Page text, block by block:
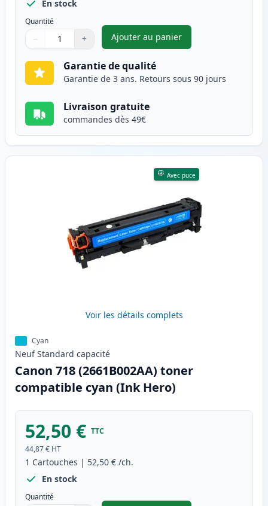
En stock
Quantité
Quantité
Utilisez les boutons pour ajuster
− +
Quantité
Ajouter au panier
,Canon 718 (2662B002AA)
Garantie de qualité
Garantie de 3 ans. Retours sous 90 jours
Livraison gratuite
commandes dès 49€
Avec puce
Voir les détails complets
Cyan
Neuf Standard capacité
Canon 718 (2661B002AA) toner
compatible cyan (Ink Hero)
52,50 € TTC
44,87 € HT
1 Cartouches | 52,50 € /ch.
En stock
Quantité